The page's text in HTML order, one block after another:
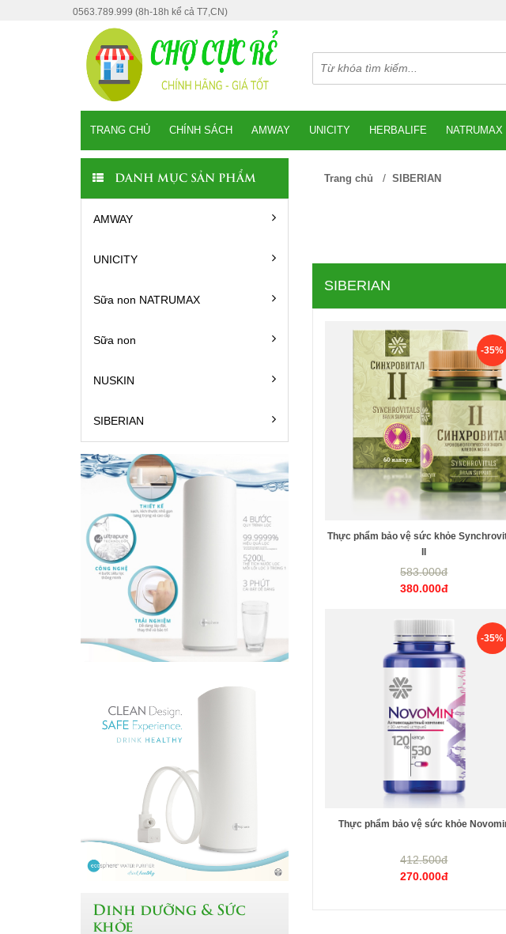
0563.789.999 (8h-18h kể cả T7,CN)
TRANG CHỦ CHÍNH SÁCH AMWAY UNICITY HERBALIFE NATRUMAX
DANH MỤC SẢN PHẨM
AMWAY
UNICITY
Sữa non NATRUMAX
Sữa non
NUSKIN
SIBERIAN
Dinh dưỡng & Sức
khỏe
Trang chủ / SIBERIAN
SIBERIAN
-35%
Thực phẩm bảo vệ sức khỏe
II
583.000đ
380.000đ
-35%
Thực phẩm bảo vệ sức khỏe
412.500đ
270.000đ